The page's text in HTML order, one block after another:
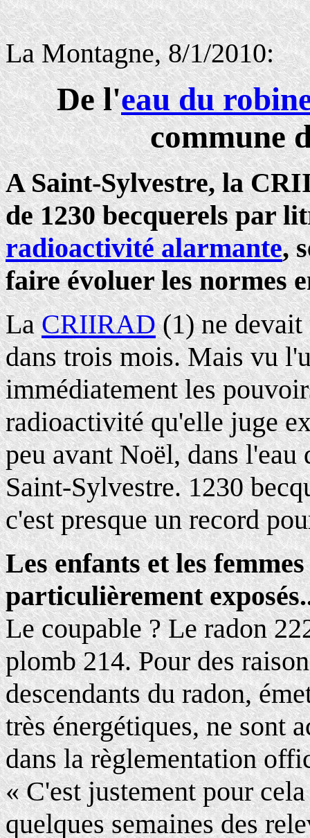
La Montagne, 8/1/2010:
De l'eau du
commune
A Saint-Sylvestre, la
de 1230 becquerels par
radioactivité alarmante,
faire évoluer les normes
LaCRIIRAD(1) ne devait
dans trois mois. Mais vu
immédiatement les
radioactivité qu'elle juge
peu avant Noël, dans
Saint-Sylvestre. 1230
c'est presque un record
Les enfants et les
particulièrement
Le coupable ? Le radon
plomb 214. Pour des
descendants du radon,
très énergétiques, ne sont
dans la règlementation
« C'est justement pour
quelques semaines des